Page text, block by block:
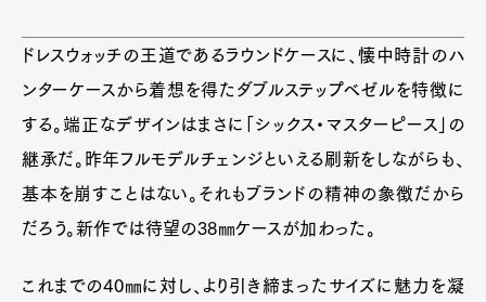
Art&DesignWatchFashion
Product CultureLifestyle
Pen Membership
Magazine
ドレスウォッチの王道であるラウンドケースに、懐中時計のハ
ンターケースから着想を得たダブルステップベゼルを特徴に
する。端正なデザインはまさに「シックス・マスターピース」の
継承だ。昨年フルモデルチェンジといえる刷新をしながらも、
基本を崩すことはない。それもブランドの精神の象徴だから
だろう。新作では待望の38㎜ケースが加わった。
これまでの40㎜に対し、より引き締まったサイズに魅力を凝